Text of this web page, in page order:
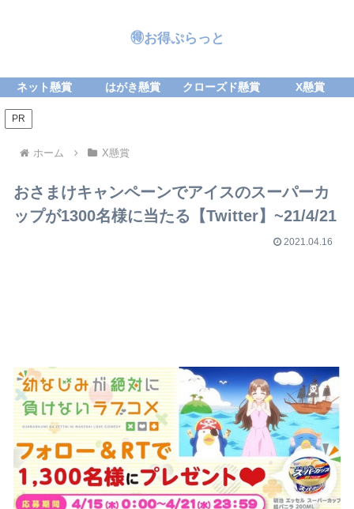
🉐お得ぷらっと
ネット懸賞 はがき懸賞 クローズド懸賞 X懸賞
PR
ホーム X懸賞
おさまけキャンペーンでアイスのスーパーカ
ップが1300名様に当たる【Twitter】~21/4/21
2021.04.16